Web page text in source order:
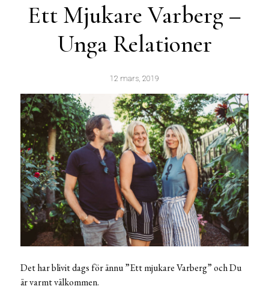
Ett Mjukare Varberg –
Unga Relationer
12 mars, 2019
Det har blivit dags för ännu ”Ett mjukare Varberg” och Du
är varmt välkommen.